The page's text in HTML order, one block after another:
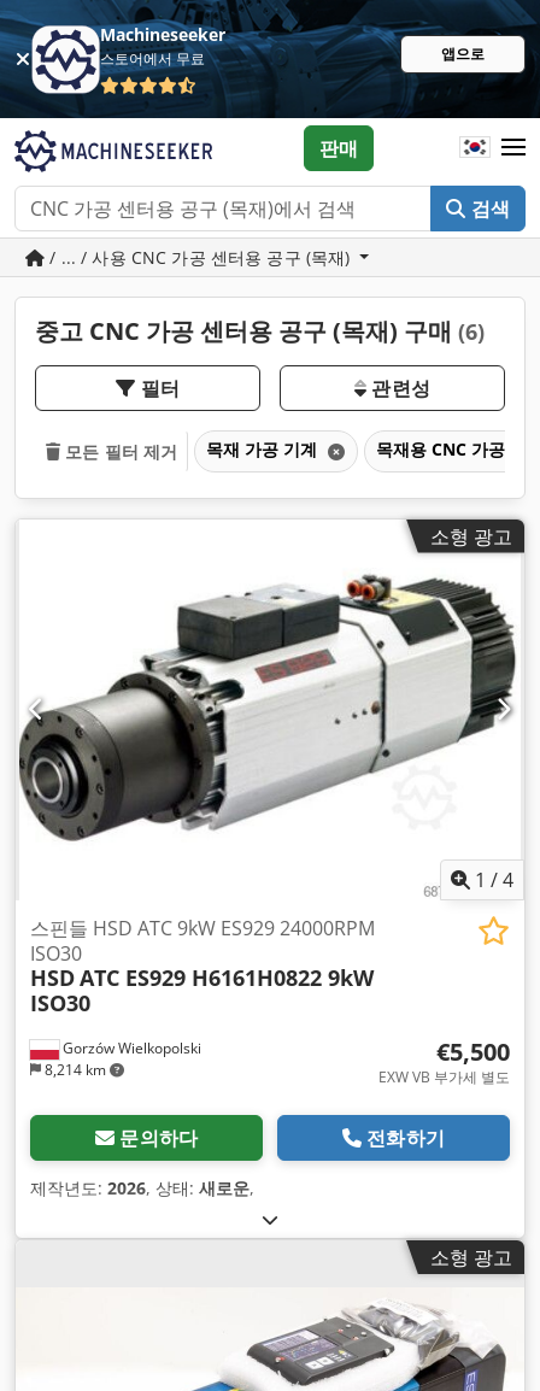
Machineseeker
스토어에서 무료 앱으로
검색
판매
/ ... / 사용 CNC 가공 센터용 공구 (목재)
중고 CNC 가공 센터용 공구 (목재) 구매 (6)
필터 관련성
모든 필터 제거 목재 가공 기계 목재용 CNC 가공센
소형 광고
1 /4
Gorzów Wielkopolski
8,214 km
스핀들 HSD ATC 9kW ES929 24000RPM
ISO30
HSDATC ES929 H6161H0822 9kW
ISO30
€5,500
EXW VB 부가세 별도
문의하다 전화하기
제작년도: 2026, 상태: 새로운,
소형 광고